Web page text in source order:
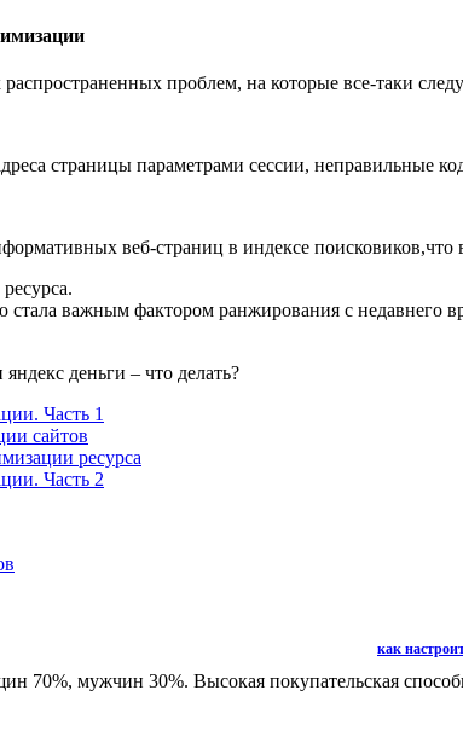
проблем, на которые все-таки
страницы параметрами сессии, неправильные
веб-страниц в индексе
стала важным фактором ранжирования с недавнего
деньги – что делать?
Часть 1
сайтов
ресурса
Часть 2
как
70%, мужчин 30%. Высокая покупательская